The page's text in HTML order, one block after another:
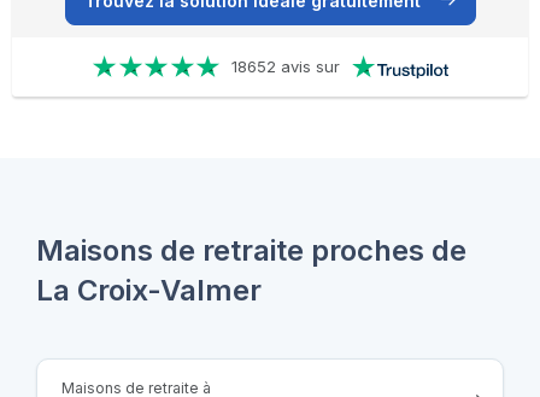
18652 avis sur
Maisons de retraite proches de
La Croix-Valmer
Maisons de retraite à